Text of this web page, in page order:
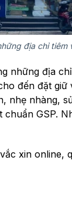
địa chỉ
những địa
đến đặt
nhẹ nhàng,
GSP.
xin online,